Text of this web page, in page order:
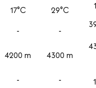
17°C
-
4200 m
-
29°C
-
4300 m
-